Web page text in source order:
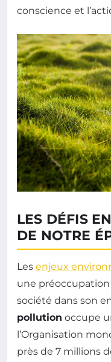
conscience et
LES DÉFIS
DE NOTRE
Les enjeux
une
société dans son
pollution occupe
l’Organisation
près de 7 millions